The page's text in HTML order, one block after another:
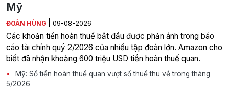
Mỹ
ĐOÀN HÙNG 09-08-2026
Các khoản tiền hoàn thuế bắt đầu được phản ánh trong báo
cáo tài chính quý 2/2026 của nhiều tập đoàn lớn. Amazon cho
biết đã nhận khoảng 600 triệu USD tiền hoàn thuế quan.
Mỹ: Số tiền hoàn thuế quan vượt số thuế thu về trong tháng
5/2026